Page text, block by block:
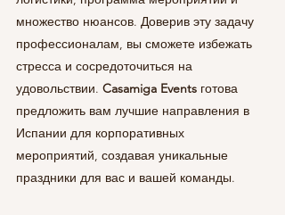
множество нюансов. Доверив эту задачу
профессионалам, вы сможете избежать
стресса и сосредоточиться на
удовольствии. Casamiga Events готова
предложить вам лучшие направления в
Испании для корпоративных
мероприятий, создавая уникальные
праздники для вас и вашей команды.